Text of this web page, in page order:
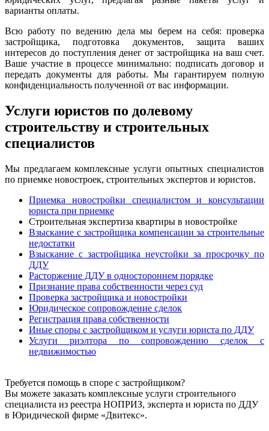
варианты оплаты.
Всю работу по ведению дела мы берем на себя: проверка
застройщика, подготовка документов, защита ваших
интересов до поступления денег от застройщика на ваш счет.
Ваше участие в процессе минимально: подписать договор и
передать документы для работы. Мы гарантируем полную
конфиденциальность полученной от вас информации.
Услуги юристов по долевому
строительству и строительных
специалистов
Мы предлагаем комплексные услуги опытных специалистов
по приемке новостроек, строительных экспертов и юристов.
Приемка новостройки специалистом и консультации
юриста при приемке
Строительная экспертиза квартиры в новостройке
Взыскание с застройщика компенсации за строительные
недостатки
Взыскание с застройщика неустойки за просрочку по
ДДУ
Расторжение ДДУ в одностороннем порядке
Признание права собственности через суд
Проверка застройщика и новостройки
Юридическое сопровождение сделок
Регистрация права собственности
Иные споры с застройщиком и услуги юриста по ДДУ
Услуги риэлтора по сопровождению сделок с
недвижимостью
Требуется помощь в споре с застройщиком?
Вы можете заказать комплексные услуги строительного
специалиста из реестра НОПРИЗ, эксперта и юриста по ДДУ
в Юридической фирме «Двитекс».